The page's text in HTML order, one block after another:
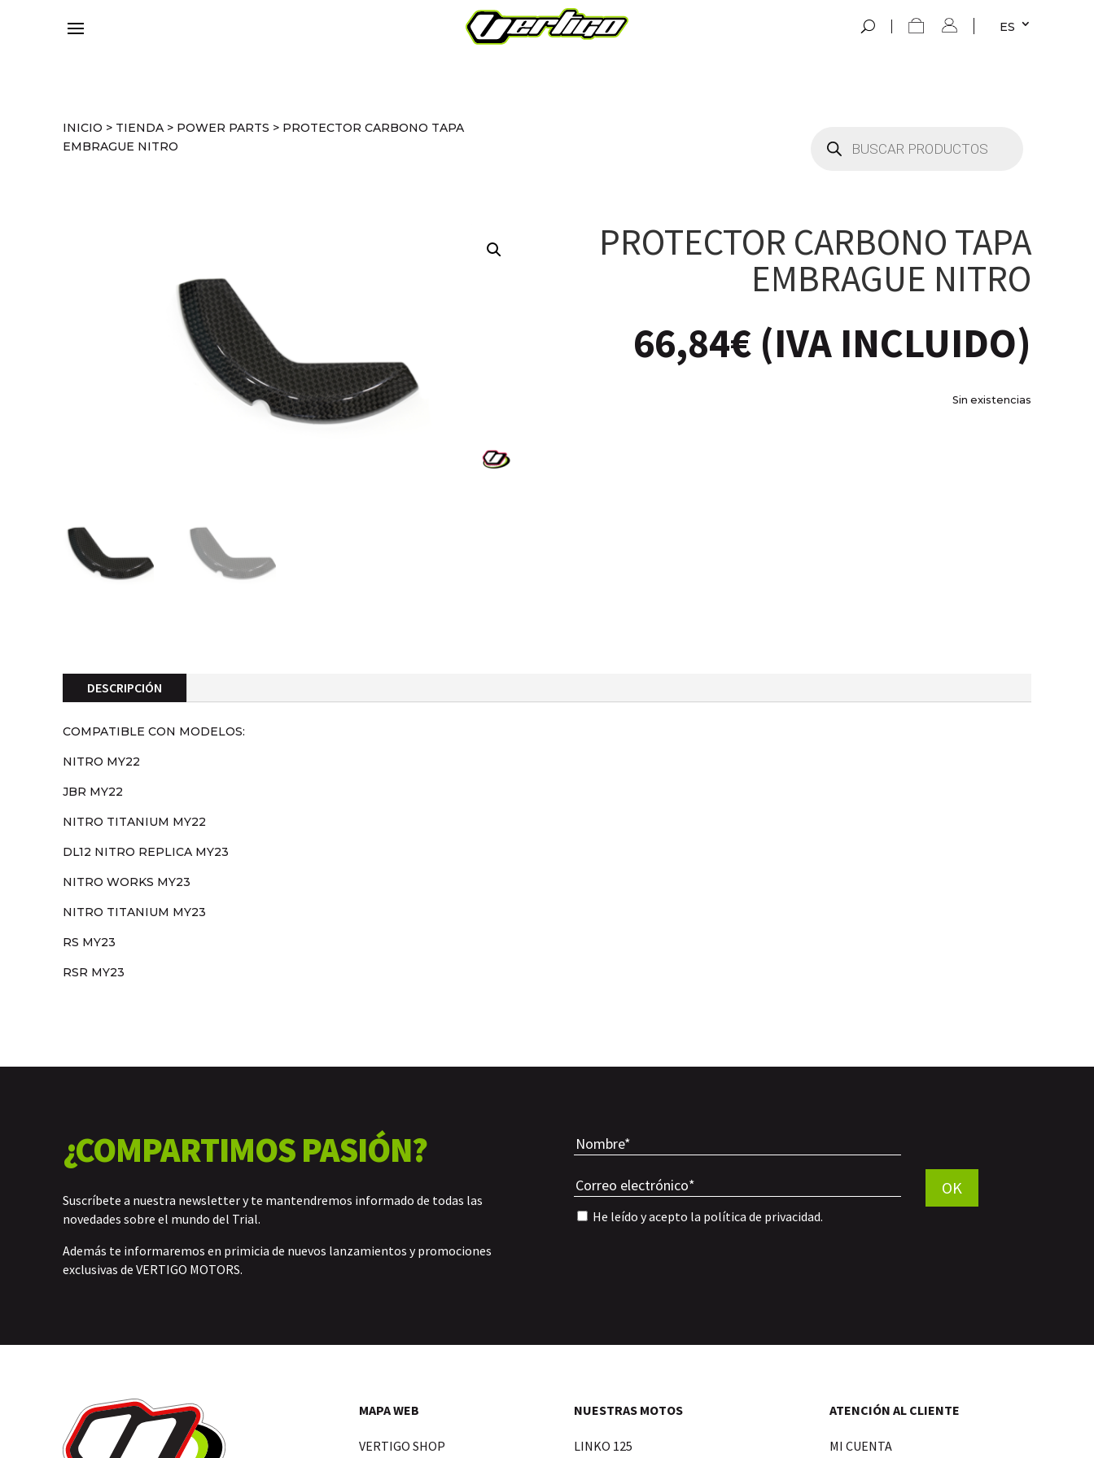
ES
INICIO > TIENDA > POWER PARTS > PROTECTOR CARBONO TAPA
EMBRAGUE NITRO
productos
PROTECTOR CARBONO TAPA
EMBRAGUE NITRO
66,84€ (IVA INCLUIDO)
Sin existencias
DESCRIPCIÓN
COMPATIBLE CON MODELOS:
NITRO MY22
JBR MY22
NITRO TITANIUM MY22
DL12 NITRO REPLICA MY23
NITRO WORKS MY23
NITRO TITANIUM MY23
RS MY23
RSR MY23
¿COMPARTIMOS PASIÓN?
Suscríbete a nuestra newsletter y te mantendremos informado de todas las
novedades sobre el mundo del Trial.
Además te informaremos en primicia de nuevos lanzamientos y promociones
exclusivas de VERTIGO MOTORS.
He leído y acepto la política de privacidad.
OK
MAPA WEB
VERTIGO SHOP
NUESTRAS MOTOS
LINKO 125
ATENCIÓN AL CLIENTE
MI CUENTA